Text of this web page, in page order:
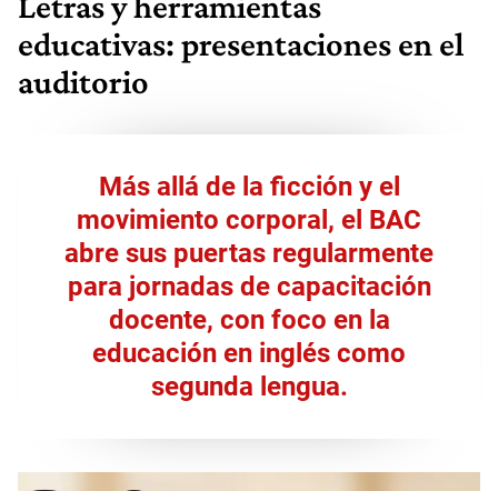
educativas: presentaciones en el
auditorio
Más allá de la ficción y el
movimiento corporal, el BAC
abre sus puertas regularmente
para jornadas de capacitación
docente, con foco en la
educación en inglés como
segunda lengua.